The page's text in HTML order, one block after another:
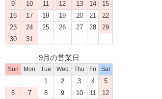
9
10 11 12 13 14
15
16
17 18 19 20 21
22
23
24 25 26 27 28
29
30
31
9月の営業日
Sun Mon Tue Wed Thu Fri Sat
1 2 3 4
5
6
7 8 9 10 11
12